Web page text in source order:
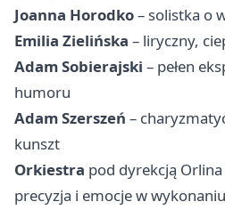
Joanna Horodko– solistka o
Emilia Zielińska – liryczny,
Adam Sobierajski – pełen
humoru
Adam Szerszeń –
kunszt
Orkiestra pod dyrekcją
precyzja i emocje w